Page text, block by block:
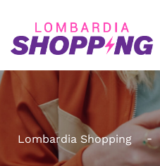
Lombardia Shopping